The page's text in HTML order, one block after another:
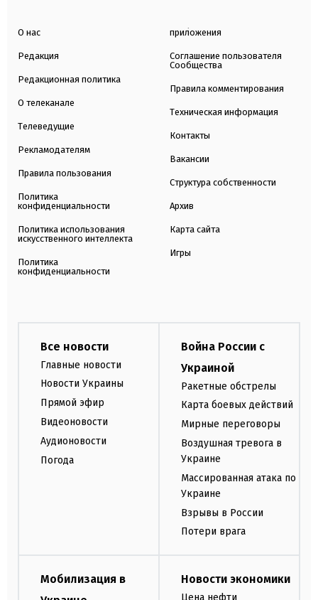
О нас
Редакция
Редакционная политика
О телеканале
Телеведущие
Рекламодателям
Правила пользования
Политика
конфиденциальности
Политика использования
искусственного интеллекта
Политика
конфиденциальности
приложения
Соглашение пользователя
Сообщества
Правила комментирования
Техническая информация
Контакты
Вакансии
Структура собственности
Архив
Карта сайта
Игры
Все новости
Главные новости
Новости Украины
Прямой эфир
Видеоновости
Аудионовости
Погода
Война России с
Украиной
Ракетные обстрелы
Карта боевых действий
Мирные переговоры
Воздушная тревога в
Украине
Массированная атака по
Украине
Взрывы в России
Потери врага
Мобилизация в
Новости экономики